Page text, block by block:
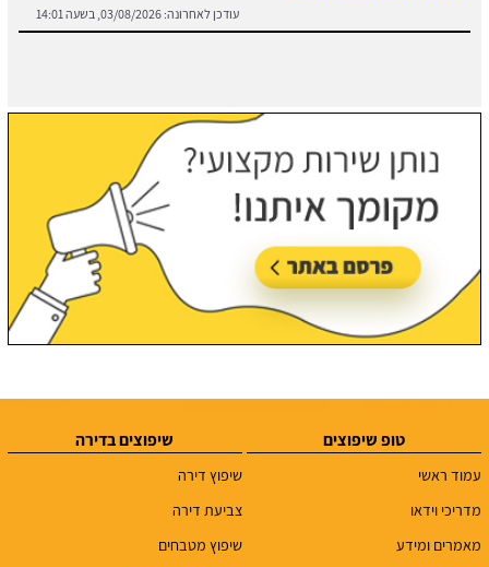
עודכן לאחרונה: 03/08/2026, בשעה 14:01
טופ שיפוצים
עמוד ראשי
מדריכי וידאו
מאמרים ומידע
שיפוצים בדירה
שיפוץ דירה
צביעת דירה
שיפוץ מטבחים